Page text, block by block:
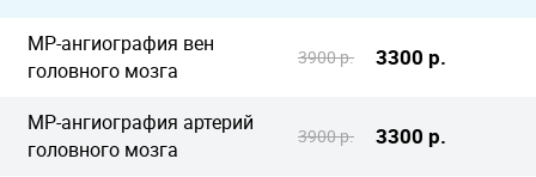
МР-ангиография вен
головного мозга
3900 р. 3300 р.
МР-ангиография артерий
головного мозга
3900 р. 3300 р.